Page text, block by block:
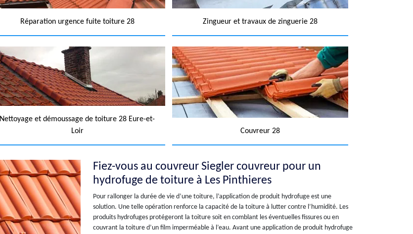
Réparation urgence fuite toiture 28 Zingueur et travaux de zinguerie 28
Nettoyage et démoussage de toiture 28 Eure-et-
Loir
Couvreur 28
Fiez-vous au couvreur Siegler couvreur pour un
hydrofuge de toiture à Les Pinthieres
Pour rallonger la durée de vie d’une toiture, l’application de produit hydrofuge est une
solution. Une telle opération renforce la capacité de la toiture à lutter contre l’humidité. Les
produits hydrofuges protégeront la toiture soit en comblant les éventuelles fissures ou en
couvrant la toiture d’un film imperméable à l’eau. Avant une application de produit hydrofuge